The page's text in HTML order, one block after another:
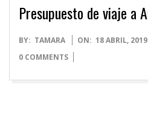
Presupuesto de viaje a
2019-
04-
BY: TAMARA ON: 18 ABRIL, 2019
0 COMMENTS